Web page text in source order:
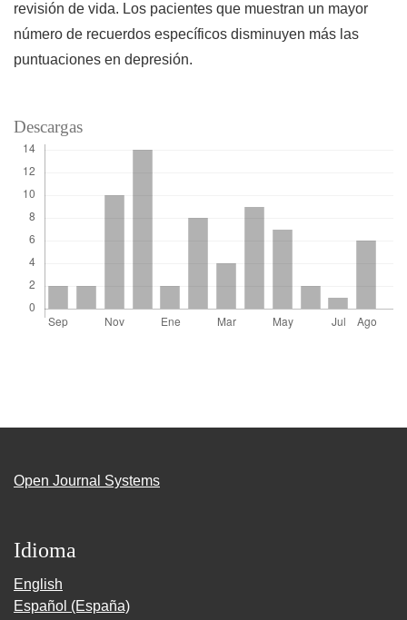
revisión de vida. Los pacientes que muestran un mayor
número de recuerdos específicos disminuyen más las
puntuaciones en depresión.
Descargas
Open Journal Systems
Idioma
English
Español (España)